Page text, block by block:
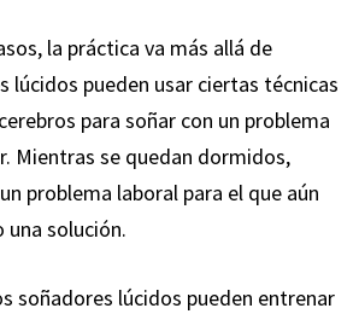
la práctica va más allá de
lúcidos pueden usar ciertas técnicas
para soñar con un problema
Mientras se quedan dormidos,
problema laboral para el que aún
una solución.
soñadores lúcidos pueden entrenar